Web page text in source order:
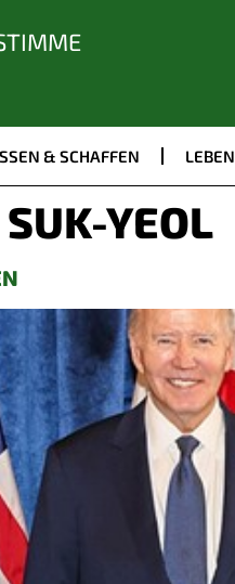
& SCHAFFEN LEBEN
YEOL